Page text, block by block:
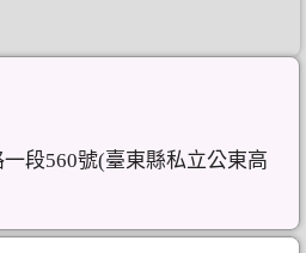
段560號(臺東縣私立公東高